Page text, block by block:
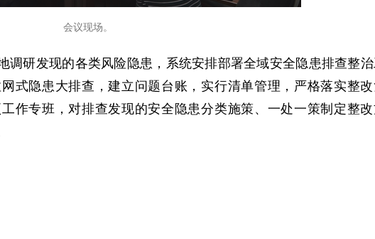
会议现场。
调研发现的各类风险隐患，系统安排部署全域安全隐患排查整
式隐患大排查，建立问题台账，实行清单管理，严格落实整
作专班，对排查发现的安全隐患分类施策、一处一策制定整